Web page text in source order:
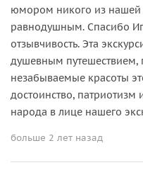
юмором никого из нашей
равнодушным. Спасибо
отзывчивость. Эта
душевным путешествием,
незабываемые красоты
достоинство, патриотизм
народа в лице нашего
больше 2 лет назад